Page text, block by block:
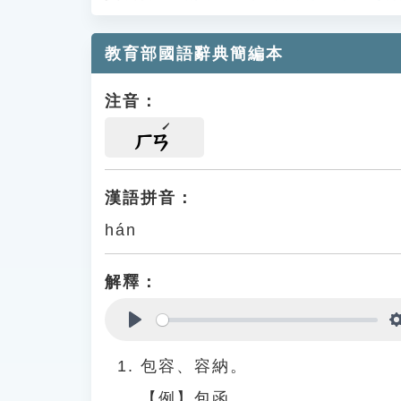
教育部國語辭典簡編本
注音：
ㄏㄢ
漢語拼音：
hán
解釋：
包容、容納。